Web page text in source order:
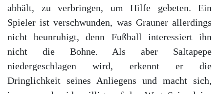
abhält, zu verbringen, um Hilfe gebeten. Ein
Spieler ist verschwunden, was Grauner allerdings
nicht beunruhigt, denn Fußball interessiert ihn
nicht die Bohne. Als aber Saltapepe
niedergeschlagen wird, erkennt er die
Dringlichkeit seines Anliegens und macht sich,